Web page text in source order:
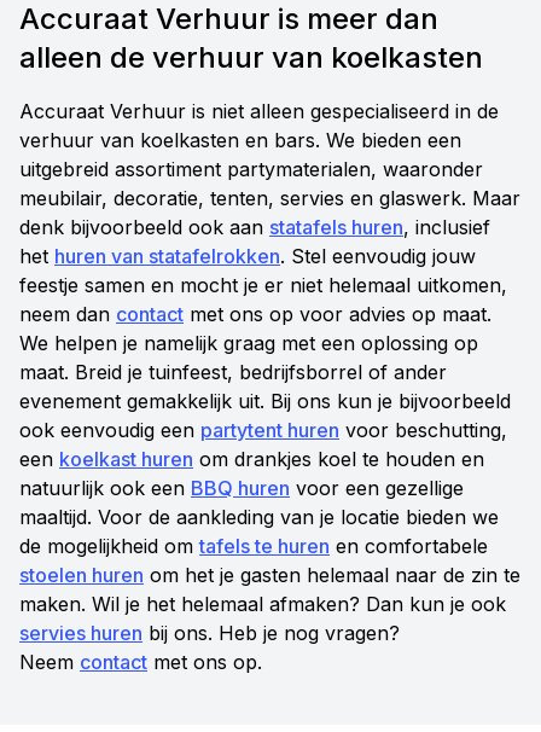
Accuraat Verhuur is meer dan
alleen de verhuur van koelkasten
Accuraat Verhuur is niet alleen gespecialiseerd in de
verhuur van koelkasten en bars. We bieden een
uitgebreid assortiment partymaterialen, waaronder
meubilair, decoratie, tenten, servies en glaswerk. Maar
denk bijvoorbeeld ook aan statafels huren, inclusief
het huren van statafelrokken. Stel eenvoudig jouw
feestje samen en mocht je er niet helemaal uitkomen,
neem dan contact met ons op voor advies op maat.
We helpen je namelijk graag met een oplossing op
maat. Breid je tuinfeest, bedrijfsborrel of ander
evenement gemakkelijk uit. Bij ons kun je bijvoorbeeld
ook eenvoudig een partytent huren voor beschutting,
een koelkast huren om drankjes koel te houden en
natuurlijk ook een BBQ huren voor een gezellige
maaltijd. Voor de aankleding van je locatie bieden we
de mogelijkheid omtafels te huren en comfortabele
stoelen huren om het je gasten helemaal naar de zin te
maken. Wil je het helemaal afmaken? Dan kun je ook
servies huren bij ons. Heb je nog vragen?
Neem contact met ons op.